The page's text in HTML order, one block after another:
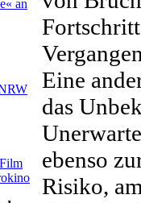
an
Eine
das
ebenso
Risiko,